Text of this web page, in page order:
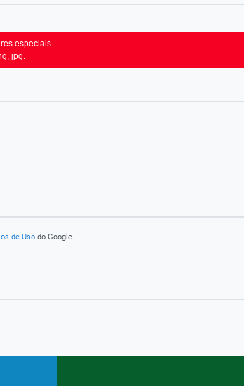
especiais.
jpg.
de Uso do Google.